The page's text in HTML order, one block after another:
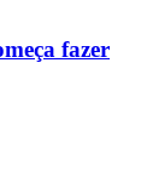
fazer